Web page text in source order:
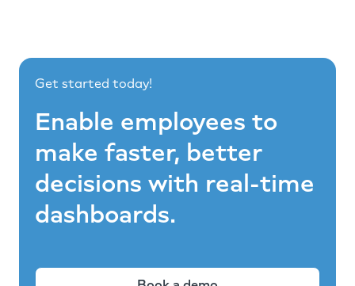
Get started today!
Enable employees to
make faster, better
decisions with real-time
dashboards.